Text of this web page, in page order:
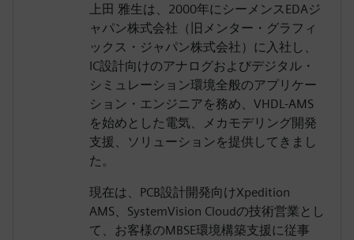
上田 雅生は、2000年にシーメンスEDAジ
ャパン株式会社（旧メンター・グラフィ
ックス・ジャパン株式会社）に入社し、
IC設計向けのアナログおよびデジタル・
シミュレーション環境全般のアプリケー
ション・エンジニアを務め、VHDL-AMS
を始めとした電気、メカモデリング開発
支援、ソリューションを提供してきまし
た。
現在は、PCB設計開発向けXpedition
AMS、SystemVision Cloudの技術営業とし
て、お客様のMBSE環境構築支援に従事